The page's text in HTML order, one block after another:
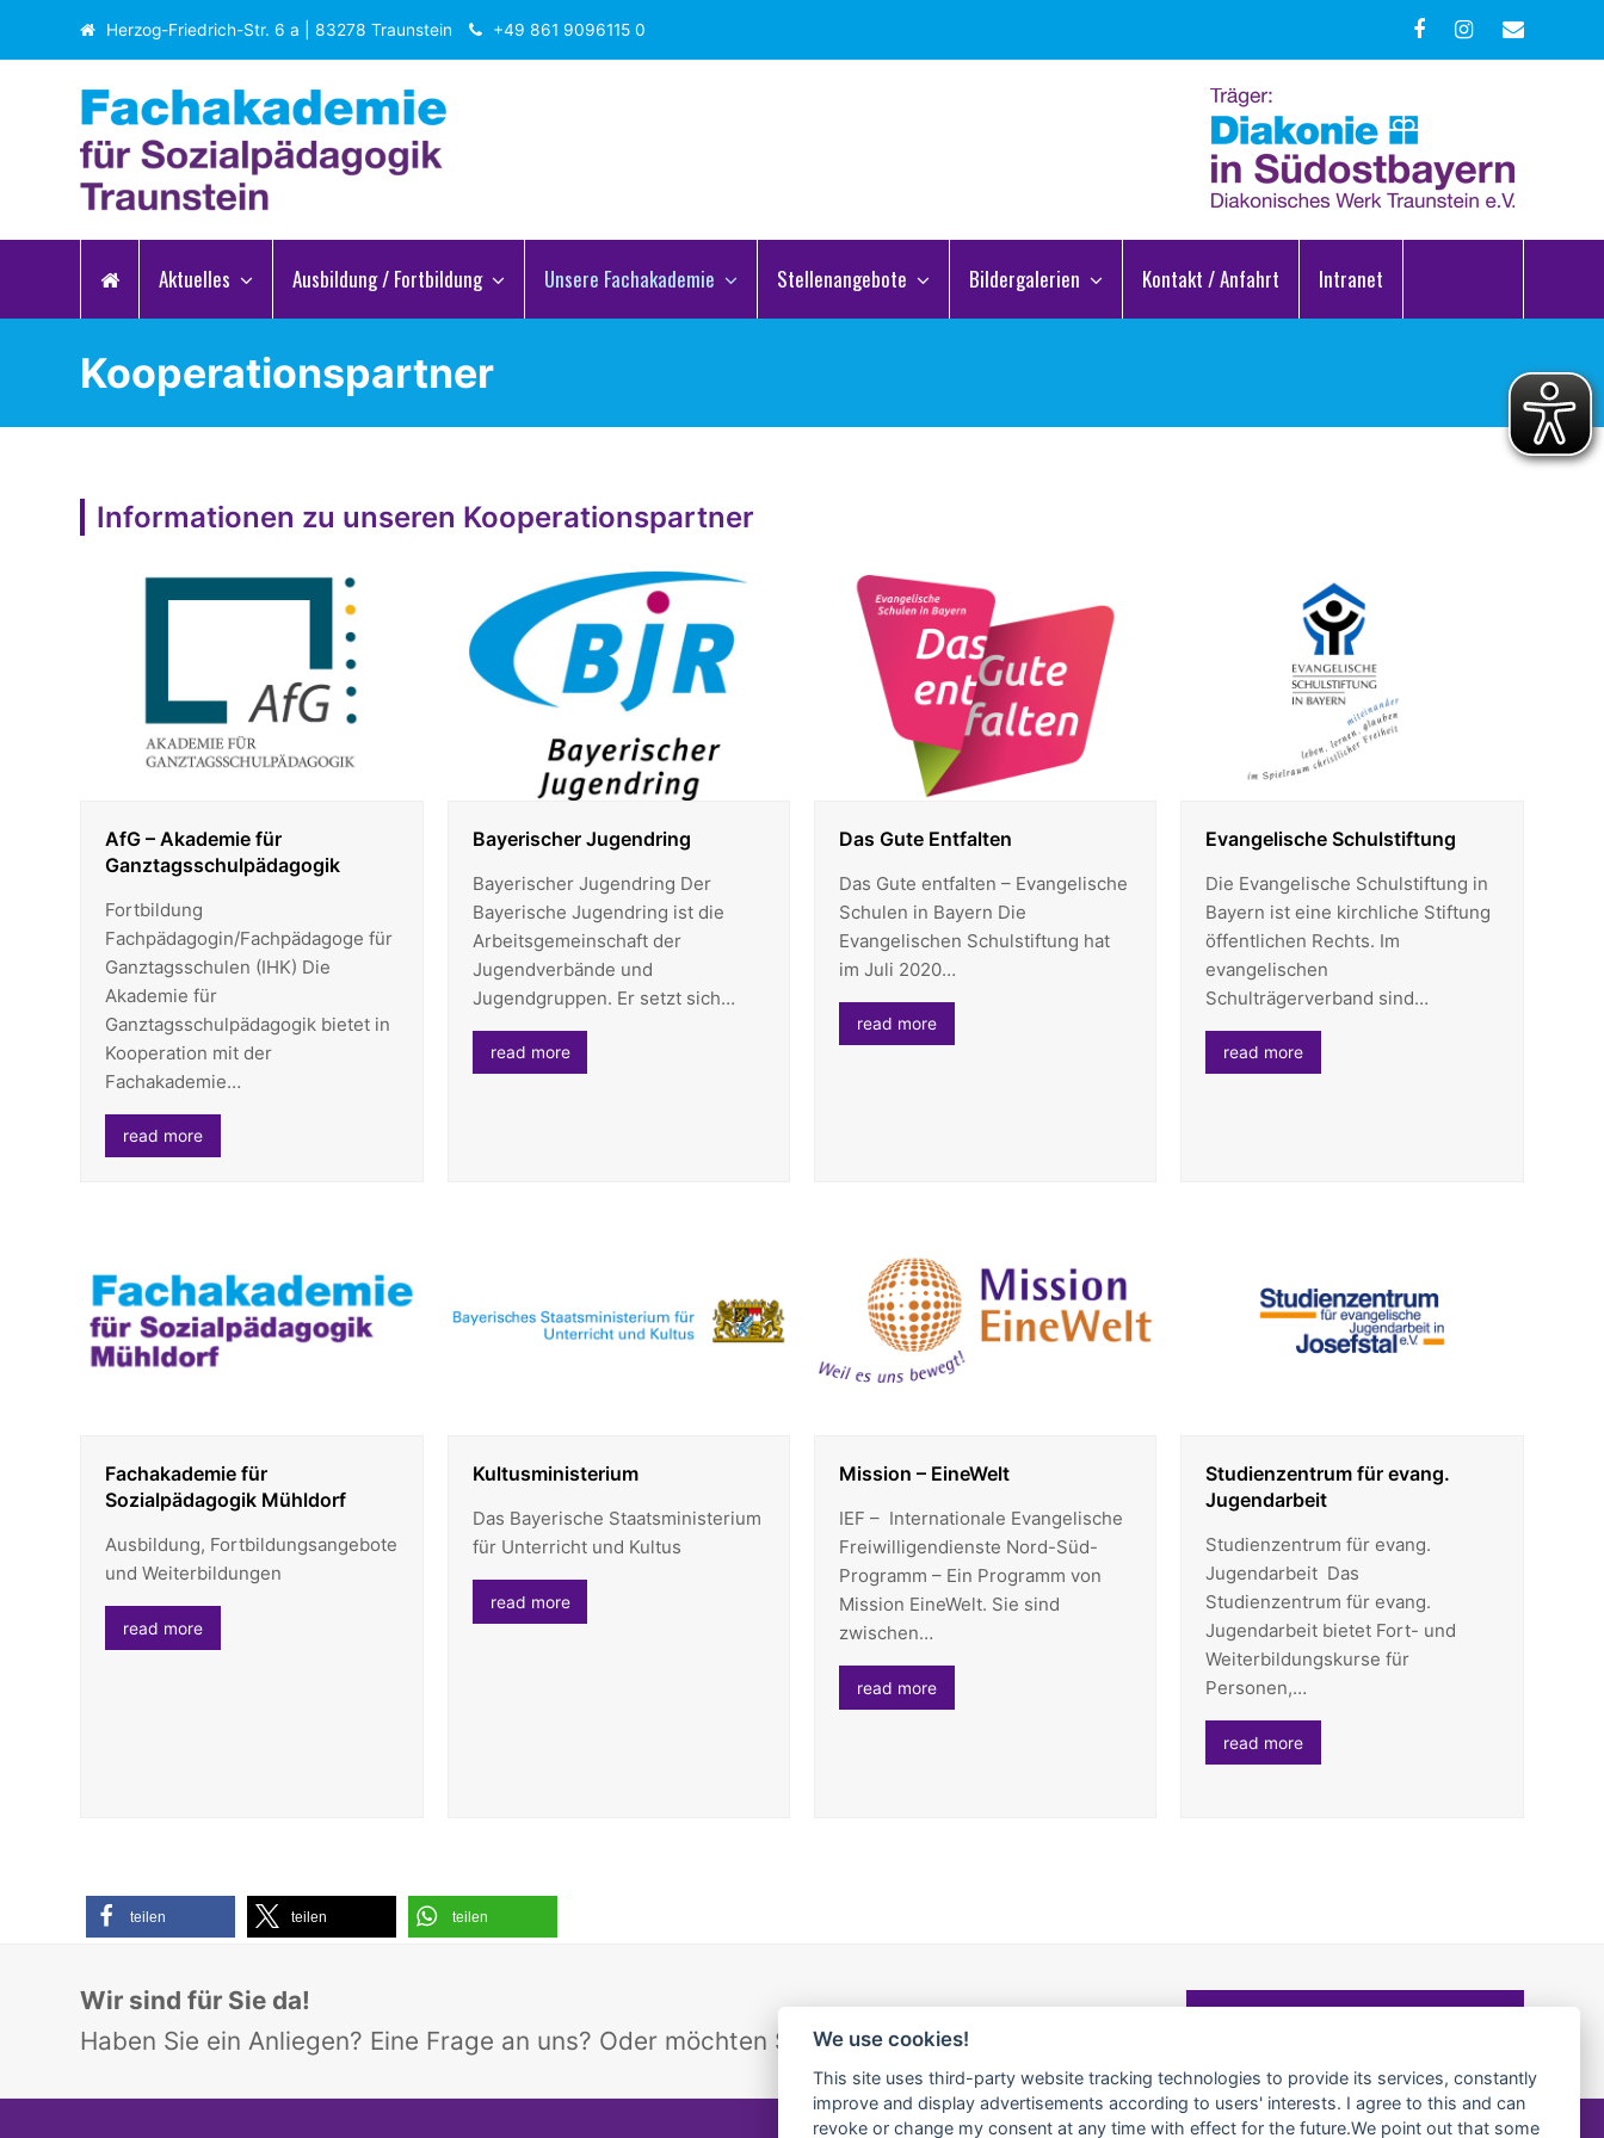
Herzog-Friedrich-Str. 6 a | 83278 Traunstein +49 861 9096115 0 Facebook
Instagram
E-
Mail
Aktuelles Ausbildung / Fortbildung Unsere Fachakademie Stellenangebote Bildergalerien Kontakt / Anfahrt Intranet
Kooperationspartner
Informationen zu unseren Kooperationspartner
AfG – Akademie für
Ganztagsschulpädagogik
Fortbildung
Fachpädagogin/Fachpädagoge für
Ganztagsschulen (IHK) Die
Akademie für
Ganztagsschulpädagogik bietet in
Kooperation mit der
Fachakademie…
read more
Bayerischer Jugendring
Bayerischer Jugendring Der
Bayerische Jugendring ist die
Arbeitsgemeinschaft der
Jugendverbände und
Jugendgruppen. Er setzt sich…
read more
Das Gute Entfalten
Das Gute entfalten – Evangelische
Schulen in Bayern Die
Evangelischen Schulstiftung hat
im Juli 2020…
read more
Evangelische Schulstiftung
Die Evangelische Schulstiftung in
Bayern ist eine kirchliche Stiftung
öffentlichen Rechts. Im
evangelischen
Schulträgerverband sind…
read more
Fachakademie für
Sozialpädagogik Mühldorf
Ausbildung, Fortbildungsangebote
und Weiterbildungen
read more
Kultusministerium
Das Bayerische Staatsministerium
für Unterricht und Kultus
read more
Mission – EineWelt
IEF – Internationale Evangelische
Freiwilligendienste Nord-Süd-
Programm – Ein Programm von
Mission EineWelt. Sie sind
zwischen…
read more
Studienzentrum für evang.
Jugendarbeit
Studienzentrum für evang.
Jugendarbeit Das
Studienzentrum für evang.
Jugendarbeit bietet Fort- und
Weiterbildungskurse für
Personen,…
read more
teilen teilen teilen
Wir sind für Sie da!
Haben Sie ein Anliegen? Eine Frage an uns? Oder möchten Sie gerne etwas loswerden?
We use cookies!
This site uses third-party website tracking technologies to provide its services, constantly
improve and display advertisements according to users' interests. I agree to this and can
revoke or change my consent at any time with effect for the future.We point out that some